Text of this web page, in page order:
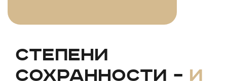
Степени
сохранности – и